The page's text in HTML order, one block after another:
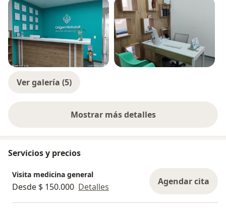
Ver galería (5)
Mostrar más detalles
sobre la experiencia
Servicios y precios
Visita medicina general
Desde $ 150.000 Detalles Agendar cita